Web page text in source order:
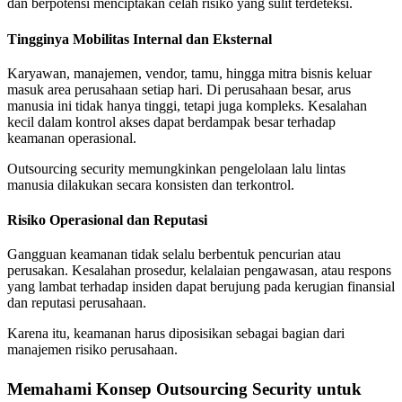
dan berpotensi menciptakan celah risiko yang sulit terdeteksi.
Tingginya Mobilitas Internal dan Eksternal
Karyawan, manajemen, vendor, tamu, hingga mitra bisnis keluar
masuk area perusahaan setiap hari. Di perusahaan besar, arus
manusia ini tidak hanya tinggi, tetapi juga kompleks. Kesalahan
kecil dalam kontrol akses dapat berdampak besar terhadap
keamanan operasional.
Outsourcing security memungkinkan pengelolaan lalu lintas
manusia dilakukan secara konsisten dan terkontrol.
Risiko Operasional dan Reputasi
Gangguan keamanan tidak selalu berbentuk pencurian atau
perusakan. Kesalahan prosedur, kelalaian pengawasan, atau respons
yang lambat terhadap insiden dapat berujung pada kerugian finansial
dan reputasi perusahaan.
Karena itu, keamanan harus diposisikan sebagai bagian dari
manajemen risiko perusahaan.
Memahami Konsep Outsourcing Security untuk